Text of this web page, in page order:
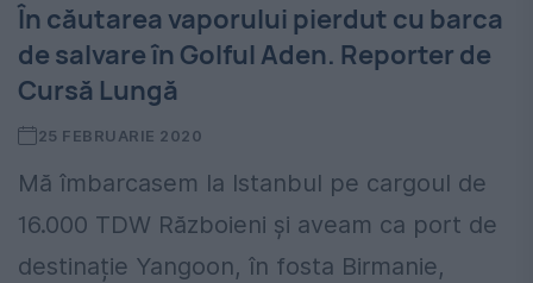
În căutarea vaporului pierdut cu barca
de salvare în Golful Aden. Reporter de
Cursă Lungă
25 FEBRUARIE 2020
Mă îmbarcasem la Istanbul pe cargoul de
16.000 TDW Războieni și aveam ca port de
destinație Yangoon, în fosta Birmanie,